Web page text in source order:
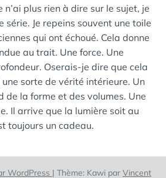
n’ai plus rien à dire sur le sujet, je
série. Je repeins souvent une toile
qui ont échoué. Cela donne
au trait. Une force. Une
Oserais-je dire que cela
sorte de vérité intérieure. Un
de la forme et des volumes. Une
Il arrive que la lumière soit au
toujours un cadeau.
WordPress | Thème: Kawi par Vincent